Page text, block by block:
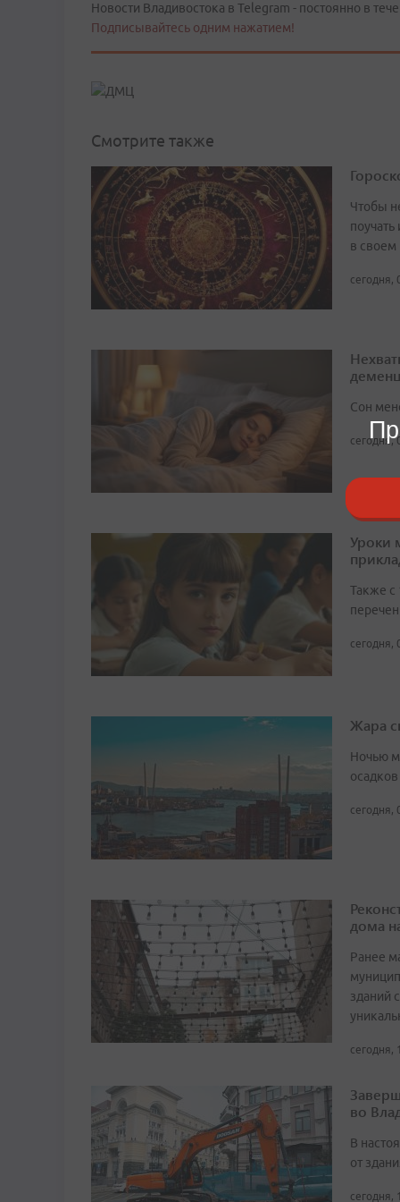
Новости Владивостока в Telegram - постоянно в
Подписывайтесь одним нажатием!
Смотрите также
Чтобы
в своем
сегодня,
Сон
сегодня,
Уроки
Также с
сегодня,
Жара
Ночью
осадков
сегодня,
дома
Ранее
зданий
сегодня,
во
В
от
сегодня,